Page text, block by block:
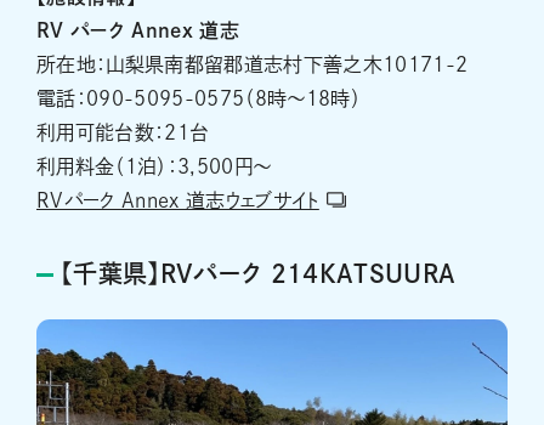
RV パーク Annex 道志
所在地：山梨県南都留郡道志村下善之木10171-2
電話：090-5095-0575（8時～18時）
利用可能台数：21台
利用料金（1泊）：3,500円～
RVパーク Annex 道志ウェブサイト
【千葉県】RVパーク 214KATSUURA